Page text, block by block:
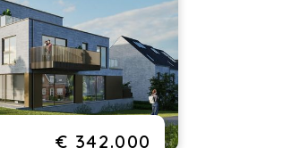
€ 342.000